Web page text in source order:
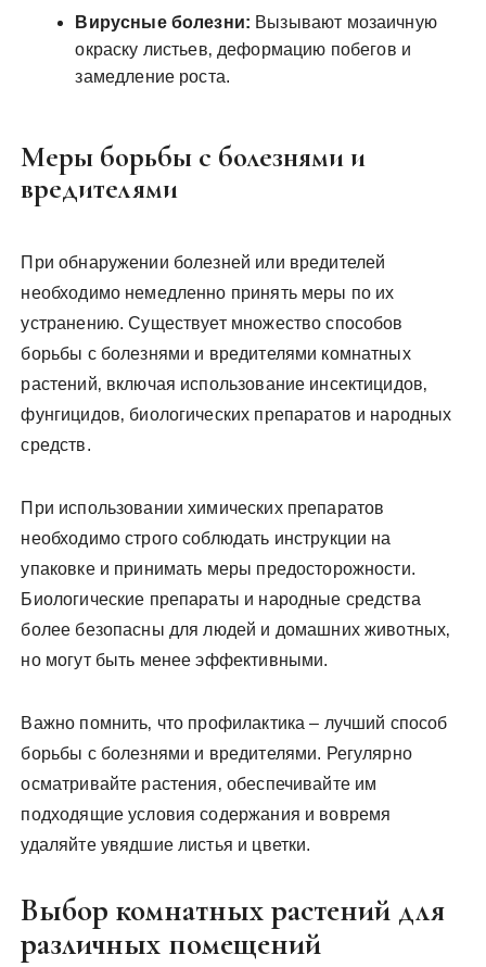
Вирусные болезни: Вызывают мозаичную
окраску листьев‚ деформацию побегов и
замедление роста.
Меры борьбы с болезнями и
вредителями
При обнаружении болезней или вредителей
необходимо немедленно принять меры по их
устранению. Существует множество способов
борьбы с болезнями и вредителями комнатных
растений‚ включая использование инсектицидов‚
фунгицидов‚ биологических препаратов и народных
средств.
При использовании химических препаратов
необходимо строго соблюдать инструкции на
упаковке и принимать меры предосторожности.
Биологические препараты и народные средства
более безопасны для людей и домашних животных‚
но могут быть менее эффективными.
Важно помнить‚ что профилактика – лучший способ
борьбы с болезнями и вредителями. Регулярно
осматривайте растения‚ обеспечивайте им
подходящие условия содержания и вовремя
удаляйте увядшие листья и цветки.
Выбор комнатных растений для
различных помещений